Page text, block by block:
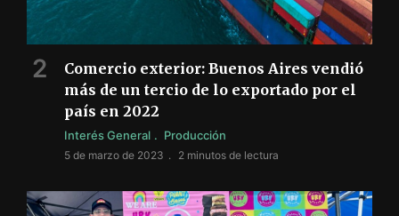
Comercio exterior: Buenos Aires vendió
más de un tercio de lo exportado por el
país en 2022
Interés General Producción
5 de marzo de 2023 2 minutos de lectura